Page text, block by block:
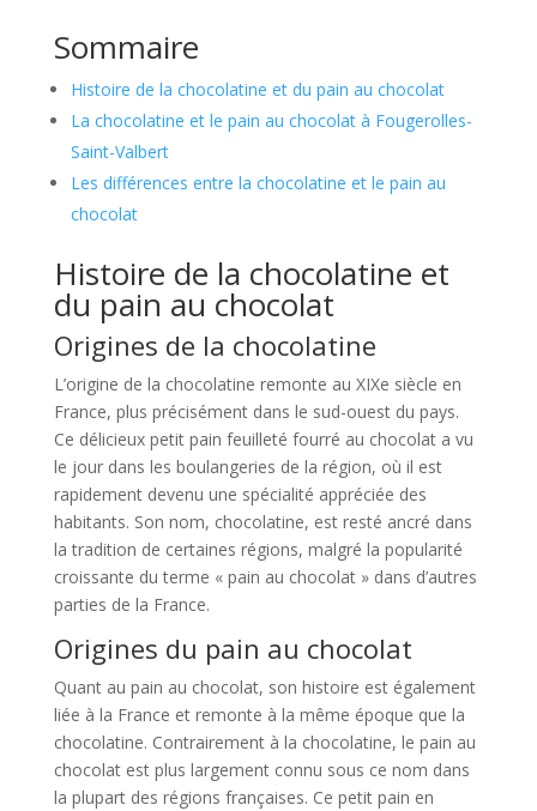
Sommaire
Histoire de la chocolatine et du pain au chocolat
La chocolatine et le pain au chocolat à Fougerolles-
Saint-Valbert
Les différences entre la chocolatine et le pain au
chocolat
Histoire de la chocolatine et
du pain au chocolat
Origines de la chocolatine
L’origine de la chocolatine remonte au XIXe siècle en
France, plus précisément dans le sud-ouest du pays.
Ce délicieux petit pain feuilleté fourré au chocolat a vu
le jour dans les boulangeries de la région, où il est
rapidement devenu une spécialité appréciée des
habitants. Son nom, chocolatine, est resté ancré dans
la tradition de certaines régions, malgré la popularité
croissante du terme « pain au chocolat » dans d’autres
parties de la France.
Origines du pain au chocolat
Quant au pain au chocolat, son histoire est également
liée à la France et remonte à la même époque que la
chocolatine. Contrairement à la chocolatine, le pain au
chocolat est plus largement connu sous ce nom dans
la plupart des régions françaises. Ce petit pain en